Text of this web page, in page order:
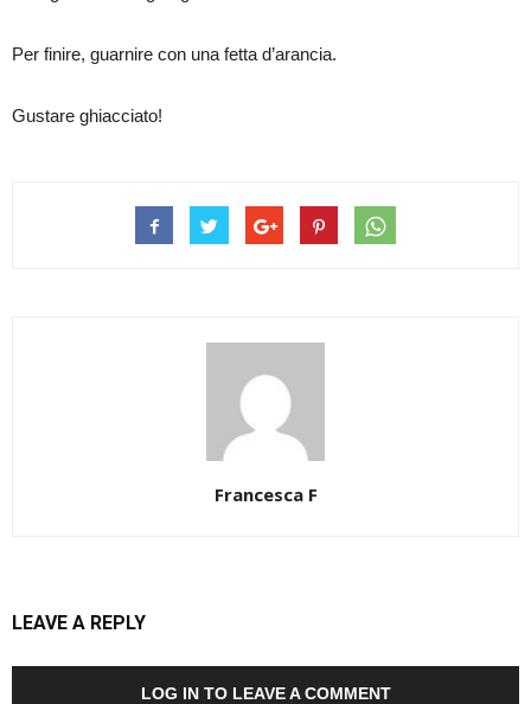
Per finire, guarnire con una fetta d’arancia.
Gustare ghiacciato!
Francesca F
LEAVE A REPLY
LOG IN TO LEAVE A COMMENT